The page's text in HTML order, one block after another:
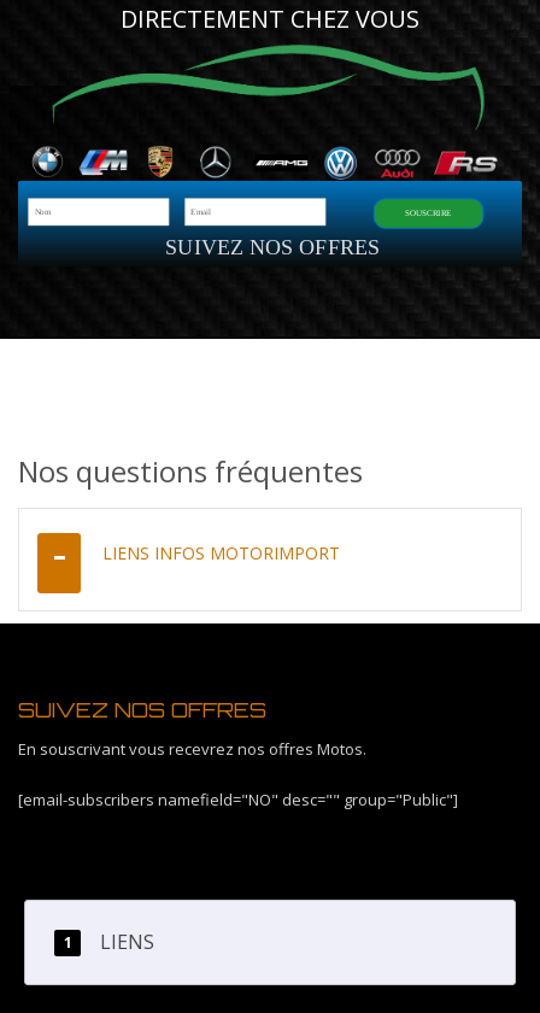
DIRECTEMENT CHEZ VOUS
SUIVEZ NOS OFFRES
SOUSCRIRE
Nos questions fréquentes
LIENS INFOS MOTORIMPORT
SUIVEZ NOS OFFRES
En souscrivant vous recevrez nos offres Motos.
[email-subscribers namefield="NO" desc="" group="Public"]
LIENS